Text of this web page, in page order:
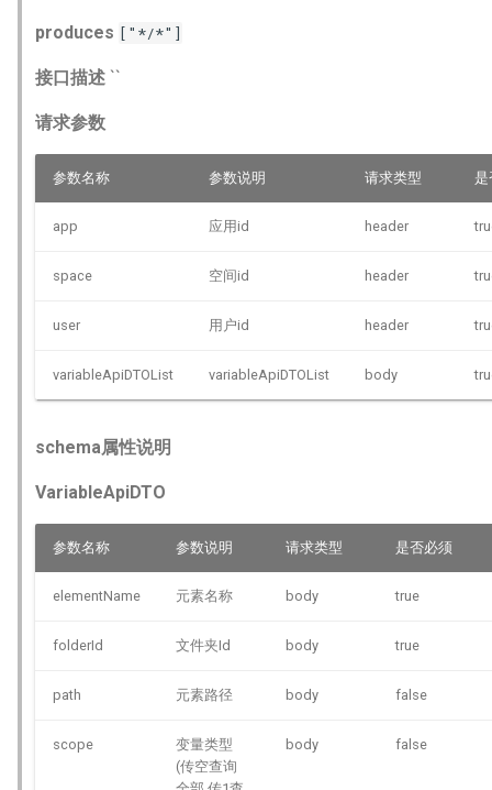
produces ["*/*"]
接口描述 ``
请求参数
参数名称 参数说明 请求类型
app 应用id header
space 空间id header
user 用户id header
variableApiDTOList variableApiDTOList body
schema属性说明
VariableApiDTO
参数名称 参数说明 请求类型 是否必须
elementName 元素名称 body true
folderId 文件夹Id body true
path 元素路径 body false
scope
变量类型
(传空查询
body false